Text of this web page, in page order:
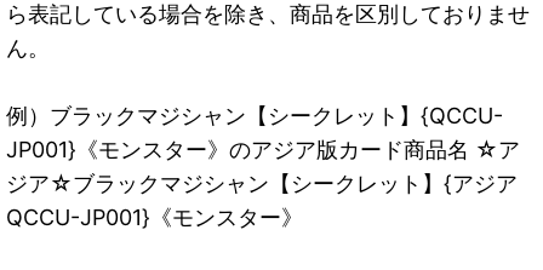
ら表記している場合を除き、商品を区別しておりませ
ん。
例）ブラックマジシャン【シークレット】{QCCU-
JP001}《モンスター》のアジア版カード商品名 ☆ア
ジア☆ブラックマジシャン【シークレット】{アジア
QCCU-JP001}《モンスター》